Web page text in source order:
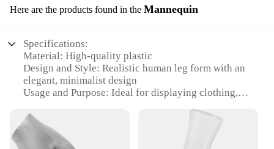
Here are the products found in the Mannequin
Specifications:
Material: High-quality plastic
Design and Style: Realistic human leg form with an
elegant, minimalist design
Usage and Purpose: Ideal for displaying clothing,
Type and Category: Mannequin with only legs, part
of the schaufenster puppe nur beine category
Performance and Property: Durable and lightweight,